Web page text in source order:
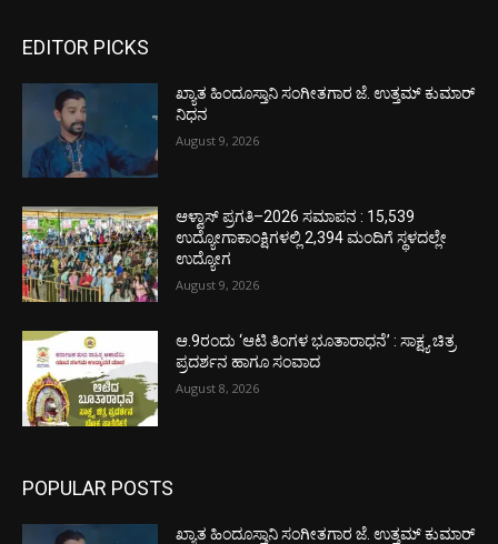
EDITOR PICKS
ಖ್ಯಾತ ಹಿಂದೂಸ್ತಾನಿ ಸಂಗೀತಗಾರ ಜೆ. ಉತ್ತಮ್ ಕುಮಾರ್
ನಿಧನ
August 9, 2026
ಆಳ್ವಾಸ್ ಪ್ರಗತಿ–2026 ಸಮಾಪನ : 15,539
ಉದ್ಯೋಗಾಕಾಂಕ್ಷಿಗಳಲ್ಲಿ 2,394 ಮಂದಿಗೆ ಸ್ಥಳದಲ್ಲೇ
ಉದ್ಯೋಗ
August 9, 2026
ಆ.9ರಂದು ‘ಆಟಿ ತಿಂಗಳ ಭೂತಾರಾಧನೆ’ : ಸಾಕ್ಷ್ಯ ಚಿತ್ರ
ಪ್ರದರ್ಶನ ಹಾಗೂ ಸಂವಾದ
August 8, 2026
POPULAR POSTS
ಖ್ಯಾತ ಹಿಂದೂಸ್ತಾನಿ ಸಂಗೀತಗಾರ ಜೆ. ಉತ್ತಮ್ ಕುಮಾರ್